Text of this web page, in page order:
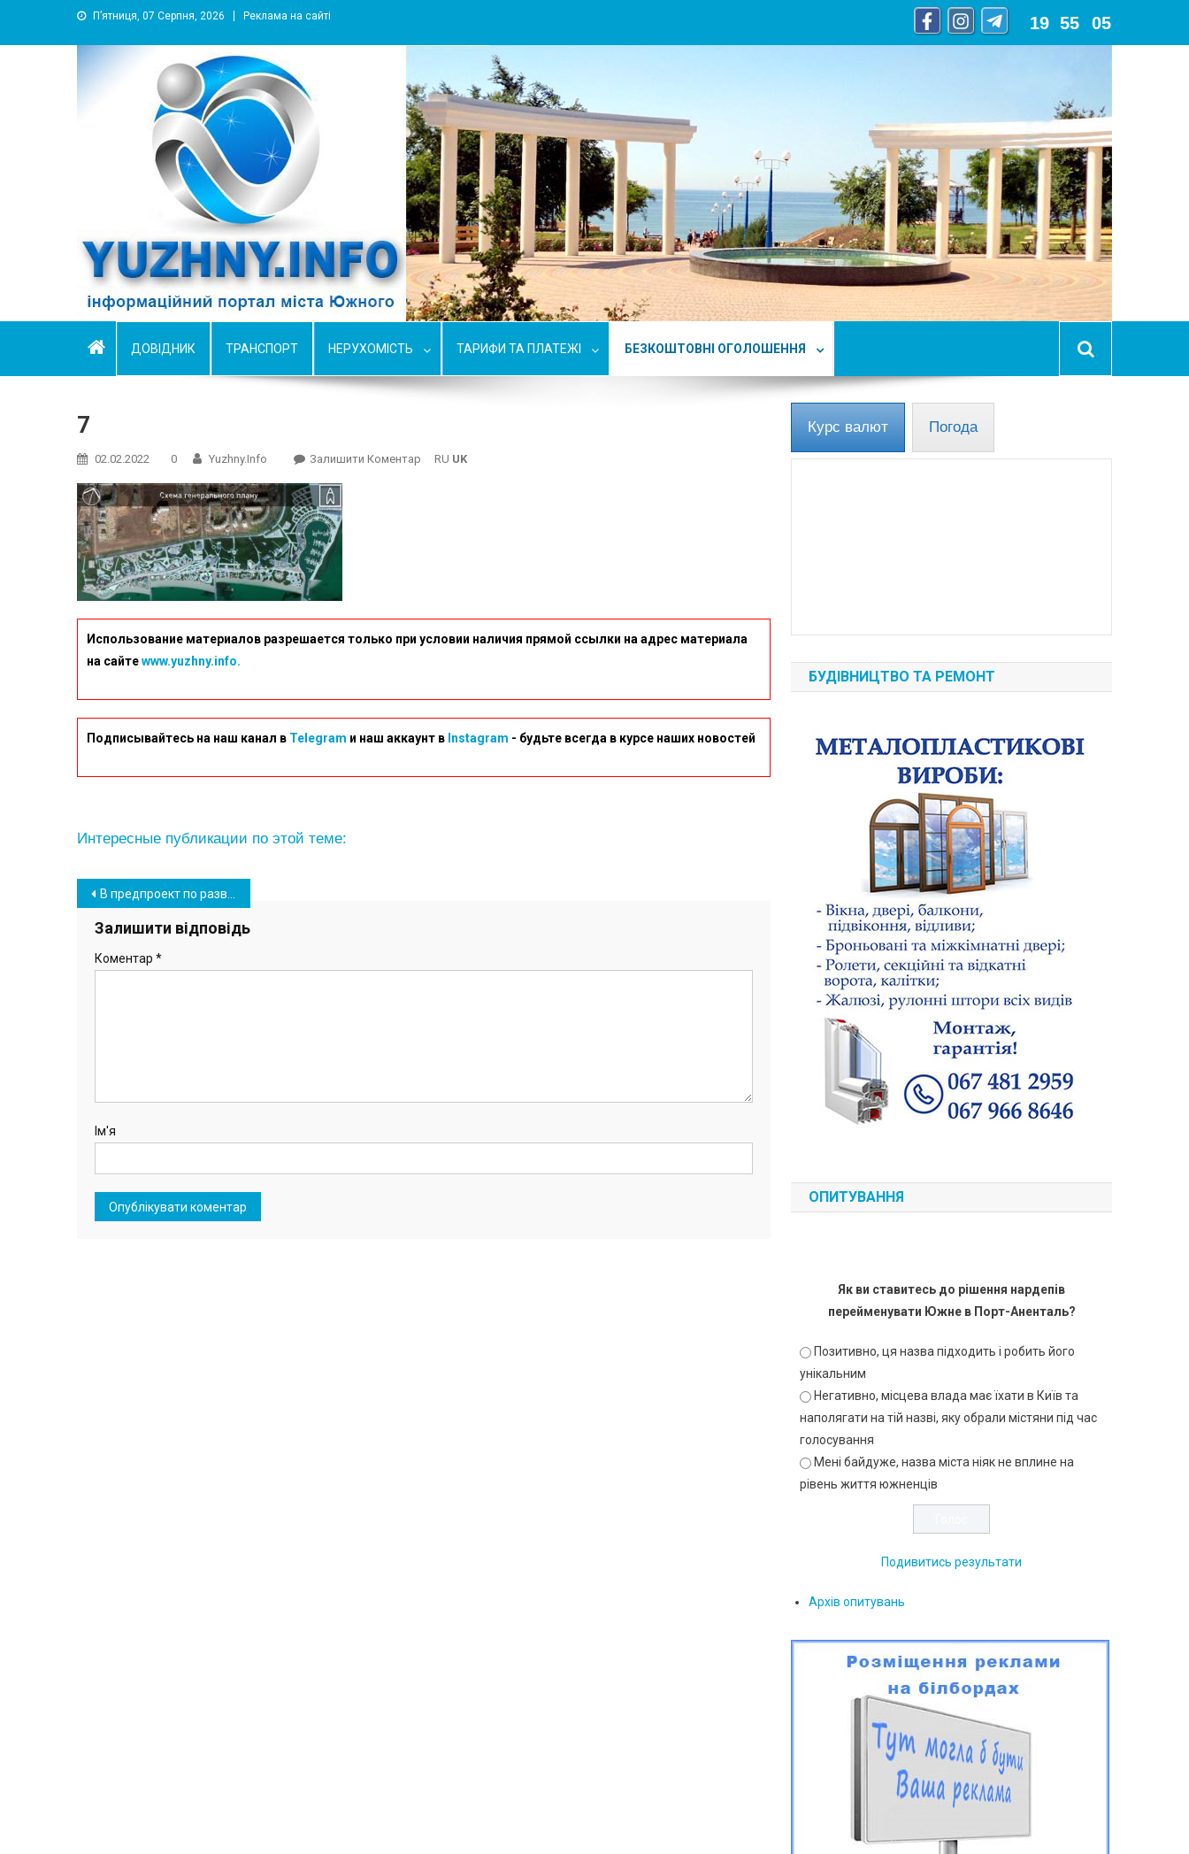
П’ятниця, 07 Серпня, 2026 Реклама на сайті 19 55 07
YUZHNY.INFO
информационный портал города Южный
ДОВІДНИК ТРАНСПОРТ НЕРУХОМІСТЬ ТАРИФИ ТА ПЛАТЕЖІ БЕЗКОШТОВНІ ОГОЛОШЕННЯ
7
02.02.2022 0 Yuzhny.info Залишити Коментар RU UK
Использование материалов разрешается только при условии наличия прямой ссылки на адрес материала
на сайтеwww.yuzhny.info.
Подписывайтесь на наш канал в Telegram и наш аккаунт в Instagram - будьте всегда в курсе наших новостей
Интересные публикации по этой теме:
Навігація
записів
В предпроект по развитию набережной в Южном внесли изменения (фото)
Залишити відповідь
Коментар *
Ім'я
Курс валют Погода
БУДІВНИЦТВО ТА РЕМОНТ
ОПИТУВАННЯ
Як ви ставитесь до рішення нардепів
перейменувати Южне в Порт-Аненталь?
Позитивно, ця назва підходить і робить його
унікальним
Негативно, місцева влада має їхати в Київ та
наполягати на тій назві, яку обрали містяни під час
голосування
Мені байдуже, назва міста ніяк не вплине на
рівень життя южненців
Подивитись результати
Архів опитувань